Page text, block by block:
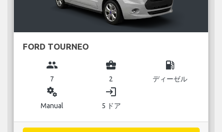
FORD TOURNEO
group
7
business_center
2
local_gas_station
ディーゼル
miscellaneous_services
Manual
login
5 ドア